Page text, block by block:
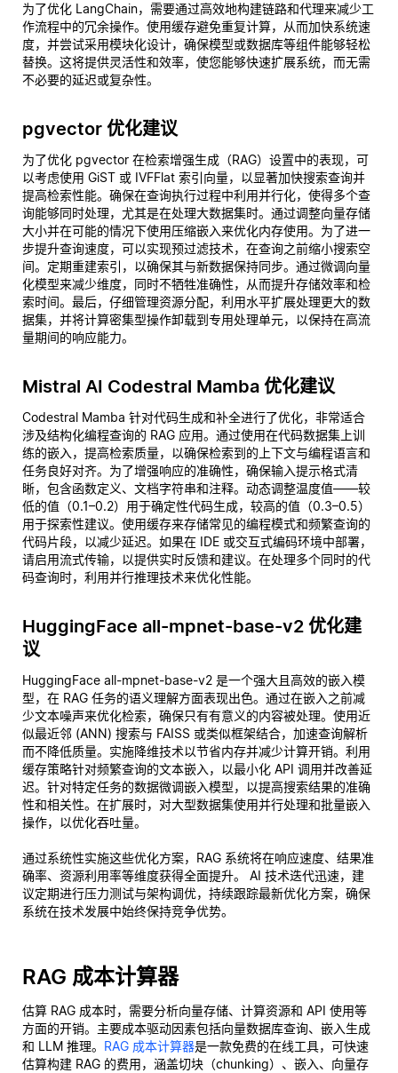
为了优化 LangChain，需要通过高效地构建链路和代理来减少工
作流程中的冗余操作。使用缓存避免重复计算，从而加快系统速
度，并尝试采用模块化设计，确保模型或数据库等组件能够轻松
替换。这将提供灵活性和效率，使您能够快速扩展系统，而无需
不必要的延迟或复杂性。
pgvector 优化建议
为了优化 pgvector 在检索增强生成（RAG）设置中的表现，可
以考虑使用 GiST 或 IVFFlat 索引向量，以显著加快搜索查询并
提高检索性能。确保在查询执行过程中利用并行化，使得多个查
询能够同时处理，尤其是在处理大数据集时。通过调整向量存储
大小并在可能的情况下使用压缩嵌入来优化内存使用。为了进一
步提升查询速度，可以实现预过滤技术，在查询之前缩小搜索空
间。定期重建索引，以确保其与新数据保持同步。通过微调向量
化模型来减少维度，同时不牺牲准确性，从而提升存储效率和检
索时间。最后，仔细管理资源分配，利用水平扩展处理更大的数
据集，并将计算密集型操作卸载到专用处理单元，以保持在高流
量期间的响应能力。
Mistral AI Codestral Mamba 优化建议
Codestral Mamba 针对代码生成和补全进行了优化，非常适合
涉及结构化编程查询的 RAG 应用。通过使用在代码数据集上训
练的嵌入，提高检索质量，以确保检索到的上下文与编程语言和
任务良好对齐。为了增强响应的准确性，确保输入提示格式清
晰，包含函数定义、文档字符串和注释。动态调整温度值——较
低的值（0.1–0.2）用于确定性代码生成，较高的值（0.3–0.5）
用于探索性建议。使用缓存来存储常见的编程模式和频繁查询的
代码片段，以减少延迟。如果在 IDE 或交互式编码环境中部署，
请启用流式传输，以提供实时反馈和建议。在处理多个同时的代
码查询时，利用并行推理技术来优化性能。
HuggingFace all-mpnet-base-v2 优化建
议
HuggingFace all-mpnet-base-v2 是一个强大且高效的嵌入模
型，在 RAG 任务的语义理解方面表现出色。通过在嵌入之前减
少文本噪声来优化检索，确保只有有意义的内容被处理。使用近
似最近邻 (ANN) 搜索与 FAISS 或类似框架结合，加速查询解析
而不降低质量。实施降维技术以节省内存并减少计算开销。利用
缓存策略针对频繁查询的文本嵌入，以最小化 API 调用并改善延
迟。针对特定任务的数据微调嵌入模型，以提高搜索结果的准确
性和相关性。在扩展时，对大型数据集使用并行处理和批量嵌入
操作，以优化吞吐量。
通过系统性实施这些优化方案，RAG 系统将在响应速度、结果准
确率、资源利用率等维度获得全面提升。 AI 技术迭代迅速，建
议定期进行压力测试与架构调优，持续跟踪最新优化方案，确保
系统在技术发展中始终保持竞争优势。
RAG 成本计算器
估算 RAG 成本时，需要分析向量存储、计算资源和 API 使用等
方面的开销。主要成本驱动因素包括向量数据库查询、嵌入生成
和 LLM 推理。 RAG 成本计算器是一款免费的在线工具，可快速
估算构建 RAG 的费用，涵盖切块（chunking）、嵌入、向量存